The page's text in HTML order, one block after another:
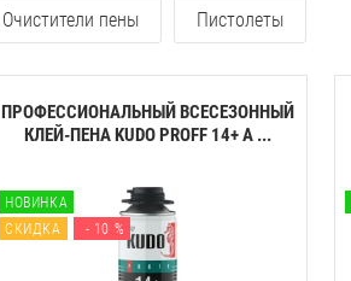
Очистители пены Пистолеты
ПРОФЕССИОНАЛЬНЫЙ ВСЕСЕЗОННЫЙ
КЛЕЙ-ПЕНА KUDO PROFF 14+ A ...
НОВИНКА
СКИДКА
- 10 %